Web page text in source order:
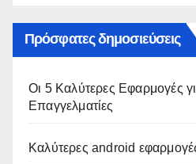
Πρόσφατες δημοσιεύσεις
Οι 5 Καλύτερες Εφαρμογές
Επαγγελματίες
Καλύτερες android εφαρμογές